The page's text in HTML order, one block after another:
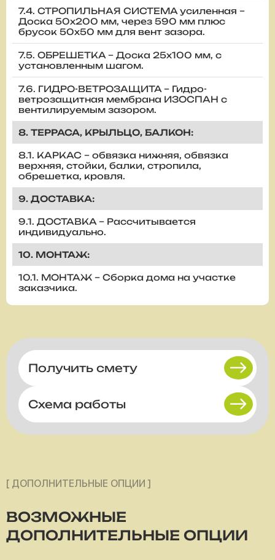
7.4. СТРОПИЛЬНАЯ СИСТЕМА усиленная –
Доска 50х200 мм, через 590 мм плюс
брусок 50х50 мм для вент зазора.
7.5. ОБРЕШЕТКА – Доска 25х100 мм, с
установленным шагом.
7.6. ГИДРО-ВЕТРОЗАЩИТА – Гидро-
ветрозащитная мембрана ИЗОСПАН с
вентилируемым зазором.
8. ТЕРРАСА, КРЫЛЬЦО, БАЛКОН:
8.1. КАРКАС – обвязка нижняя, обвязка
верхняя, стойки, балки, стропила,
обрешетка, кровля.
9. ДОСТАВКА:
9.1. ДОСТАВКА – Рассчитывается
индивидуально.
10. МОНТАЖ:
10.1. МОНТАЖ – Сборка дома на участке
заказчика.
Получить смету
Схема работы
[ ДОПОЛНИТЕЛЬНЫЕ ОПЦИИ ]
ВОЗМОЖНЫЕ
ДОПОЛНИТЕЛЬНЫЕ ОПЦИИ